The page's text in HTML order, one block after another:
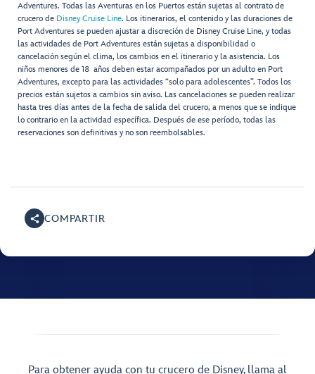
Adventures. Todas las Aventuras en los Puertos están sujetas al contrato de
crucero de Disney Cruise Line. Los itinerarios, el contenido y las duraciones de
Port Adventures se pueden ajustar a discreción de Disney Cruise Line, y todas
las actividades de Port Adventures están sujetas a disponibilidad o
cancelación según el clima, los cambios en el itinerario y la asistencia. Los
niños menores de 18 años deben estar acompañados por un adulto en Port
Adventures, excepto para las actividades “solo para adolescentes”. Todos los
precios están sujetos a cambios sin aviso. Las cancelaciones se pueden realizar
hasta tres días antes de la fecha de salida del crucero, a menos que se indique
lo contrario en la actividad específica. Después de ese período, todas las
reservaciones son definitivas y no son reembolsables.
COMPARTIR
Para obtener ayuda con tu crucero de Disney, llama al